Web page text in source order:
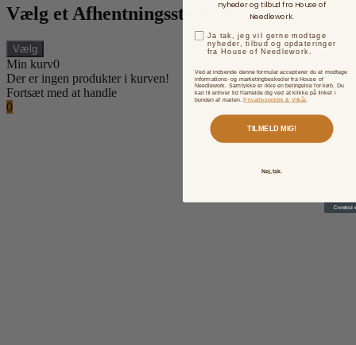
Vælg et Afhentningssted
Vælg
Min kurv0
Der er ingen produkter i kurven!
Fortsæt med at handle
0
nyheder og tilbud fra House of
Needlework.
Ja tak, jeg vil gerne modtage
nyheder, tilbud og opdateringer
fra House of Needlework.
Ved at indsende denne formular accepterer du at modtage
informations- og marketingbeskeder fra House of
Needlework. Samtykke er ikke en betingelse for køb. Du
kan til enhver tid framelde dig ved at klikke på linket i
bunden af mailen.Privatlivspolitik & Vilkår.
TILMELD MIG!
Nej, tak.